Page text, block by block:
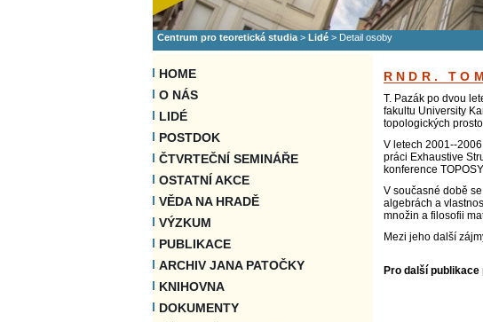
Centrum pro teoretická studia > Lidé > Detail osoby
HOME
O NÁS
LIDÉ
POSTDOK
ČTVRTEČNÍ SEMINÁŘE
OSTATNÍ AKCE
VĚDA NA HRADĚ
VÝZKUM
PUBLIKACE
ARCHIV JANA PATOČKY
KNIHOVNA
DOKUMENTY
RNDR.
T. Pazák po dvou
fakultu University
topologických
V letech 2001--
práci Exhaustive
konference
V současné době
algebrách a
množin a filosofii
Mezi jeho další
Pro další